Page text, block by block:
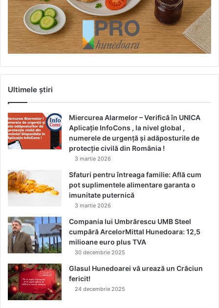
Ultimele știri
Miercurea Alarmelor – Verifică în UNICA
Aplicație InfoCons , la nivel global ,
numerele de urgență și adăposturile de
protecție civilă din România !
3 martie 2026
Sfaturi pentru întreaga familie: Află cum
pot suplimentele alimentare garanta o
imunitate puternică
3 martie 2026
Compania lui Umbrărescu UMB Steel
cumpără ArcelorMittal Hunedoara: 12,5
milioane euro plus TVA
30 decembrie 2025
Glasul Hunedoarei vă urează un Crăciun
fericit!
24 decembrie 2025